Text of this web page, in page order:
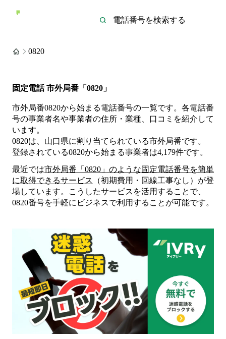
0820
固定電話 市外局番「0820」
市外局番0820から始まる電話番号の一覧です。各電話番
号の事業者名や事業者の住所・業種、口コミを紹介して
います。
0820は、山口県に割り当てられている市外局番です。
登録されている0820から始まる事業者は4,179件です。
最近では市外局番「 0820 」のような固定電話番号を簡単
に取得できるサービス
（初期費用・回線工事なし）が登
場しています。こうしたサービスを活用することで、
0820番号を手軽にビジネスで利用することが可能です。